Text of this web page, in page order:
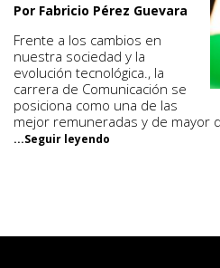
Por Fabricio Pérez Guevara
Frente a los cambios en
nuestra sociedad y la
evolución tecnológica., la
carrera de Comunicación se
posiciona como una de las
mejor remuneradas y de mayor
...Seguir leyendo